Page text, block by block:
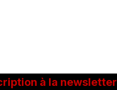
à la newsletter